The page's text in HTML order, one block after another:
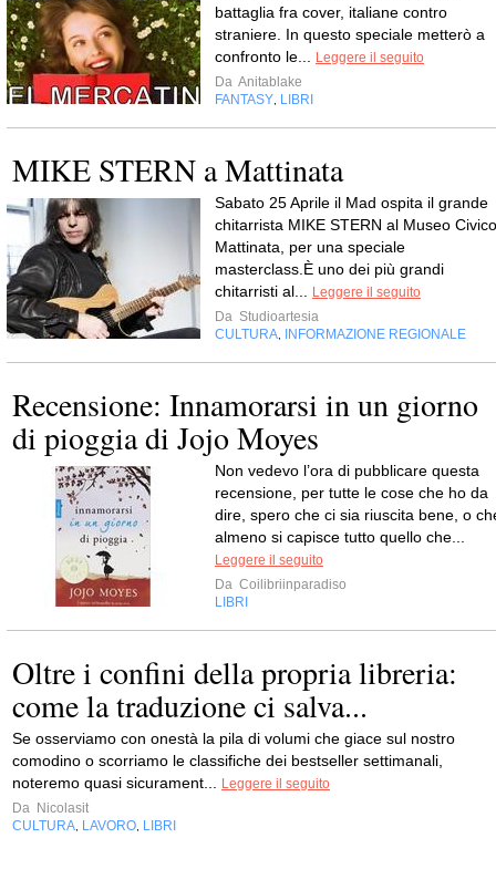
battaglia fra cover, italiane contro
straniere. In questo speciale metterò a
confronto le...
Leggere il seguito
Da Anitablake
FANTASY LIBRI
MIKE STERN a Mattinata
Sabato 25 Aprile il Mad ospita il grande
chitarrista MIKE STERN al Museo Civico
Mattinata, per una speciale
masterclass.È uno dei più grandi
chitarristi al...
Leggere il seguito
Da Studioartesia
CULTURA
INFORMAZIONE REGIONALE
Recensione: Innamorarsi in un giorno
di pioggia di Jojo Moyes
Non vedevo l’ora di pubblicare questa
recensione, per tutte le cose che ho da
dire, spero che ci sia riuscita bene, o
almeno si capisce tutto quello che...
Leggere il seguito
Da Coilibriinparadiso
LIBRI
Oltre i confini della propria libreria:
come la traduzione ci salva...
Se osserviamo con onestà la pila di volumi che giace sul nostro
comodino o scorriamo le classifiche dei bestseller settimanali,
noteremo quasi sicurament...
Leggere il seguito
Da Nicolasit
CULTURA LAVORO LIBRI